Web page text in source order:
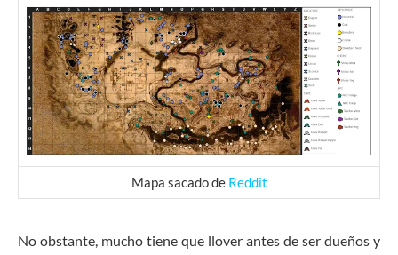
Mapa sacado de Reddit
No obstante, mucho tiene que llover antes de ser dueños y